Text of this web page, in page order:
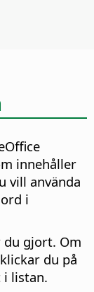
innehåller
vill använda
i
du gjort. Om
du på
i listan.